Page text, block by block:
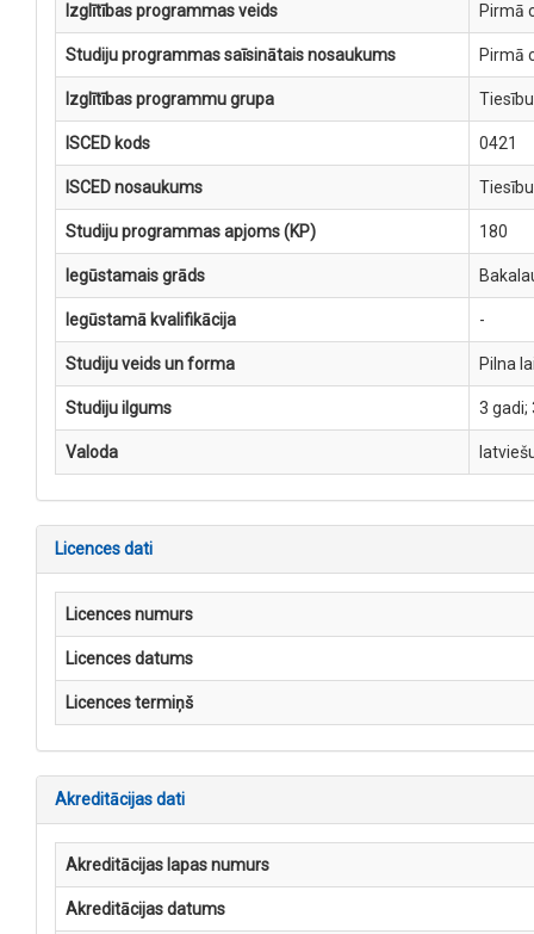
Izglītības programmas veids Pirmā
Studiju programmas saīsinātais nosaukums Pirmā
Izglītības programmu grupa
ISCED kods 0421
ISCED nosaukums
Studiju programmas apjoms (KP) 180
Iegūstamais grāds
Iegūstamā kvalifikācija -
Studiju veids un forma Pilna
Studiju ilgums 3 gadi;
Valoda
Licences dati
Licences numurs
Licences datums
Licences termiņš
Akreditācijas dati
Akreditācijas lapas numurs
Akreditācijas datums